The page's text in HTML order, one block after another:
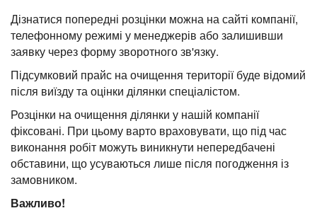
Дізнатися попередні розцінки можна на сайті компанії,
телефонному режимі у менеджерів або залишивши
заявку через форму зворотного зв'язку.
Підсумковий прайс на очищення території буде відомий
після виїзду та оцінки ділянки спеціалістом.
Розцінки на очищення ділянки у нашій компанії
фіксовані. При цьому варто враховувати, що під час
виконання робіт можуть виникнути непередбачені
обставини, що усуваються лише після погодження із
замовником.
Важливо!